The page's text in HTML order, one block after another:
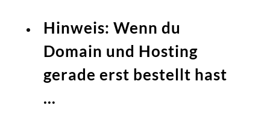
Hinweis: Wenn du
Domain und Hosting
gerade erst bestellt hast
…